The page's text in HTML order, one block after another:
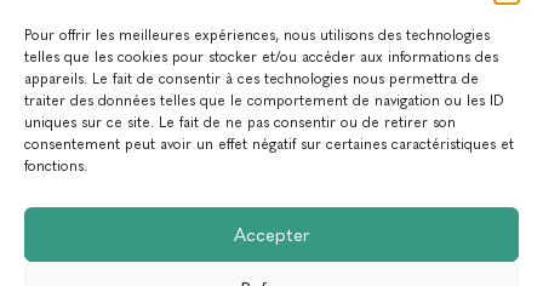
Pour offrir les meilleures expériences, nous utilisons des technologies
telles que les cookies pour stocker et/ou accéder aux informations des
appareils. Le fait de consentir à ces technologies nous permettra de
traiter des données telles que le comportement de navigation ou les ID
uniques sur ce site. Le fait de ne pas consentir ou de retirer son
consentement peut avoir un effet négatif sur certaines caractéristiques et
fonctions.
Accepter
RECRUTEMENT
ACTUALITÉS
NEWSLETTER
Newsletter
Abonnez-vous à la newsletter du Réseau Action Climat.